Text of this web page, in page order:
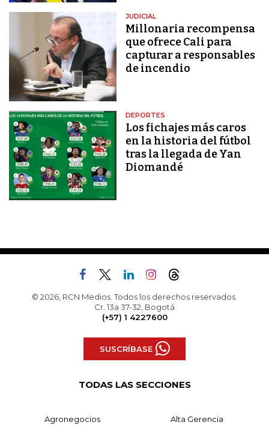
JUDICIAL
Millonaria recompensa
que ofrece Cali para
capturar a responsables
de incendio
DEPORTES
Los fichajes más caros
en la historia del fútbol
tras la llegada de Yan
Diomandé
© 2026, RCN Medios. Todos los derechos reservados.
Cr. 13a 37-32, Bogotá
(+57) 1 4227600
SUSCRÍBASE
TODAS LAS SECCIONES
Agronegocios Alta Gerencia